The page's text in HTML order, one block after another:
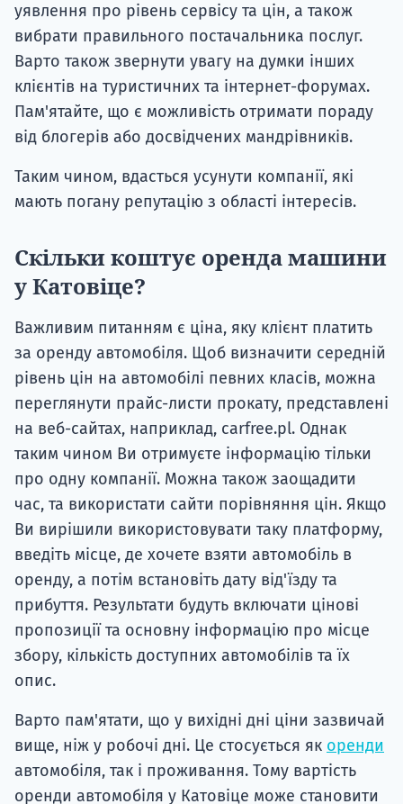
уявлення про рівень сервісу та цін, а також
вибрати правильного постачальника послуг.
Варто також звернути увагу на думки інших
клієнтів на туристичних та інтернет-форумах.
Пам'ятайте, що є можливість отримати пораду
від блогерів або досвідчених мандрівників.
Таким чином, вдасться усунути компанії, які
мають погану репутацію з області інтересів.
Скільки коштує оренда машини
у Катовіце?
Важливим питанням є ціна, яку клієнт платить
за оренду автомобіля. Щоб визначити середній
рівень цін на автомобілі певних класів, можна
переглянути прайс-листи прокату, представлені
на веб-сайтах, наприклад, carfree.pl. Однак
таким чином Ви отримуєте інформацію тільки
про одну компанії. Можна також заощадити
час, та використати сайти порівняння цін. Якщо
Ви вирішили використовувати таку платформу,
введіть місце, де хочете взяти автомобіль в
оренду, а потім встановіть дату від'їзду та
прибуття. Результати будуть включати цінові
пропозиції та основну інформацію про місце
збору, кількість доступних автомобілів та їх
опис.
Варто пам'ятати, що у вихідні дні ціни зазвичай
вище, ніж у робочі дні. Це стосується як оренди
автомобіля, так і проживання. Тому вартість
оренди автомобіля у Катовіце може становити